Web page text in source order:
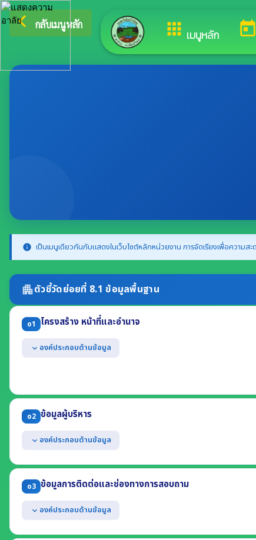
apps เมนูหลัก today
arrow_back_ios กลับเมนูหลัก ยินดีต้อนรับสู่เว็บไซต์
info เป็นเมนูเดียวกันกับแสดงในเว็บไซต์หลักหน่วยงาน การจัดเรียงเพื่อความส
apartmentตัวชี้วัดย่อยที่ 8.1 ข้อมูลพื้นฐาน
o1 โครงสร้าง หน้าที่และอำนาจ
expand_more องค์ประกอบด้านข้อมูล
แสดงข้อมูลเฉพาะที่อธิบายถึงหน้าที่และอำนาจของหน่วยงาน (ต้องไม่
* กรณี อปท. ให้แสดงแผนผังโครงสร้างทั้งฝ่ายการเมืองและฝ่ายข้าราชการปร
o2 ข้อมูลผู้บริหาร
expand_more องค์ประกอบด้านข้อมูล
แสดงข้อมูลของผู้บริหารสูงสุด และผู้ดำรงตำแหน่งทางการบริหารขอ
(1) ชื่อ-นามสกุล ตำแหน่ง (2) รูปถ่าย (3) ช่องทางการติดต่อ
o3 ข้อมูลการติดต่อและช่องทางการสอบถาม
expand_more องค์ประกอบด้านข้อมูล
แสดงข้อมูลการติดต่อของหน่วยงาน อย่างน้อยประกอบด้วย